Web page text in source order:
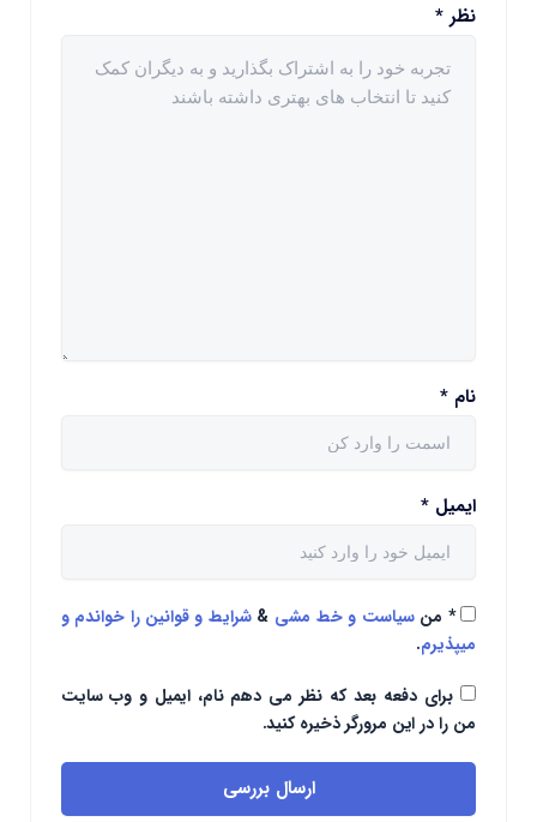
نظر *
نام *
ایمیل *
* منسیاست و خط مشی &شرایط و قوانین را خواندم و
میپذیرم.
برای دفعه بعد که نظر می دهم نام، ایمیل و وب سایت
من را در این مرورگر ذخیره کنید.
ارسال بررسی